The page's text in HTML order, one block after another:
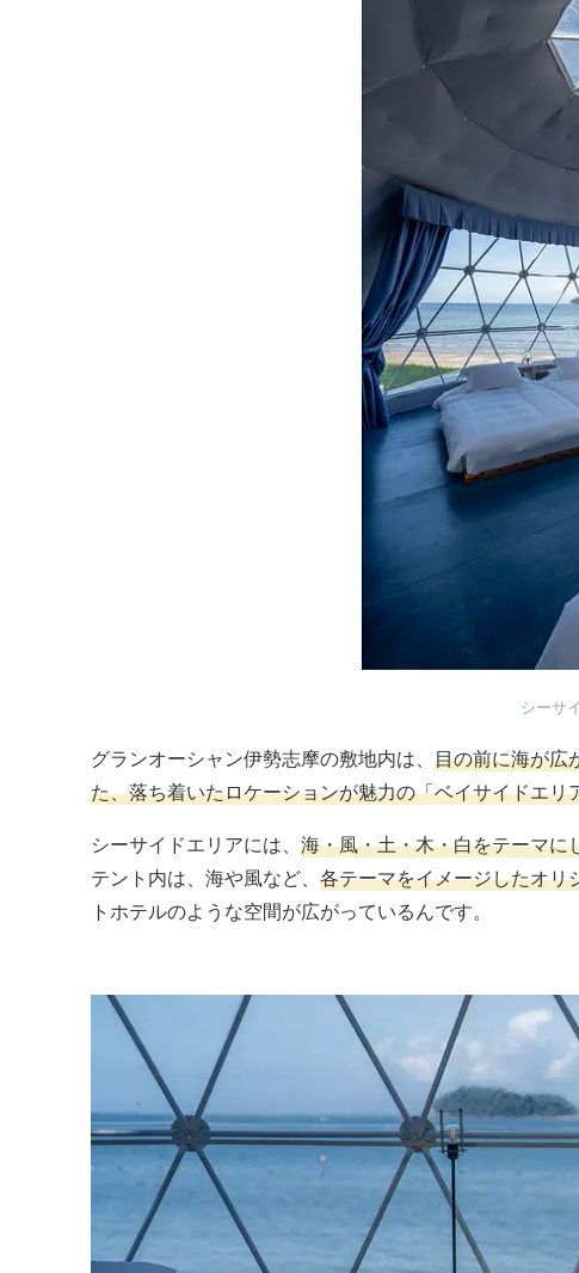
シーサ
グランオーシャン伊勢志摩の敷地内は、 目の前に海が広
た、落ち着いたロケーションが魅力の「ベイサイドエリ
シーサイドエリアには、 海・風・土・木・白をテーマに
テント内は、海や風など、 各テーマをイメージしたオリ
トホテルのような空間が広がっているんです。